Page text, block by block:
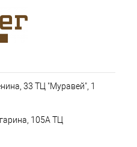
33 ТЦ "Муравей", 1
105А ТЦ